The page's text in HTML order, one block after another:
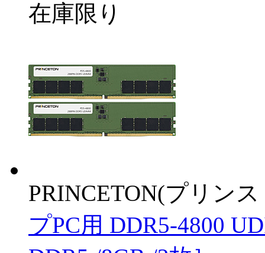
在庫限り
PRINCETON(プリン
プPC用 DDR5-4800